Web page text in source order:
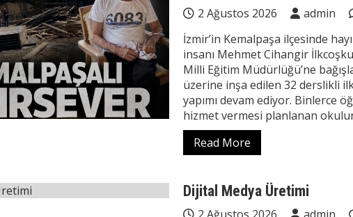
2 Ağustos 2026 admin
İzmir’in Kemalpaşa ilçesinde
insanı Mehmet Cihangir
Milli Eğitim Müdürlüğü’ne
üzerine inşa edilen 32 derslikli
yapımı devam ediyor. Binlerce
hizmet vermesi planlanan
Read More
Dijital Medya Üretimi